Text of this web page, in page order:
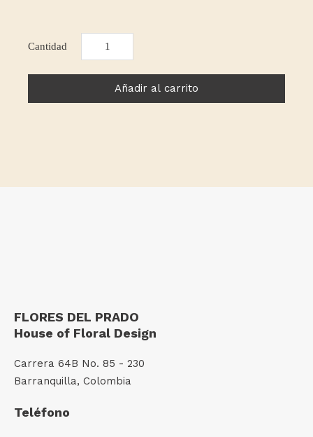
ANTILLANA
Añadir al carrito
FLORES DEL PRADO
House of Floral Design
Carrera 64B No. 85 - 230
Barranquilla, Colombia
Teléfono